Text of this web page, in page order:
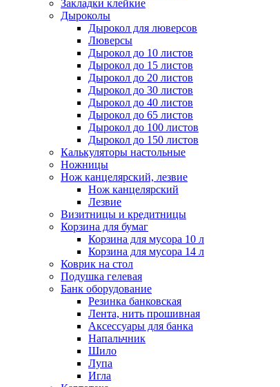
Закладки клейкие
Дыроколы
Дырокол для люверсов
Люверсы
Дырокол до 10 листов
Дырокол до 15 листов
Дырокол до 20 листов
Дырокол до 30 листов
Дырокол до 40 листов
Дырокол до 65 листов
Дырокол до 100 листов
Дырокол до 150 листов
Калькуляторы настольные
Ножницы
Нож канцелярский, лезвие
Нож канцелярский
Лезвие
Визитницы и кредитницы
Корзина для бумаг
Корзина для мусора 10 л
Корзина для мусора 14 л
Коврик на стол
Подушка гелевая
Банк оборудование
Резинка банковская
Лента, нить прошивная
Аксессуары для банка
Напальчник
Шило
Лупа
Игла